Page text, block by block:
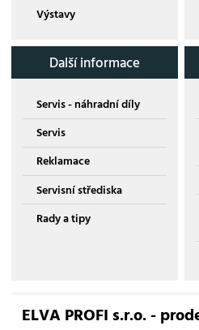
Výstavy
Další informace
Servis - náhradní díly
Servis
Reklamace
Servisní střediska
Rady a tipy
ELVA PROFI s.r.o. -